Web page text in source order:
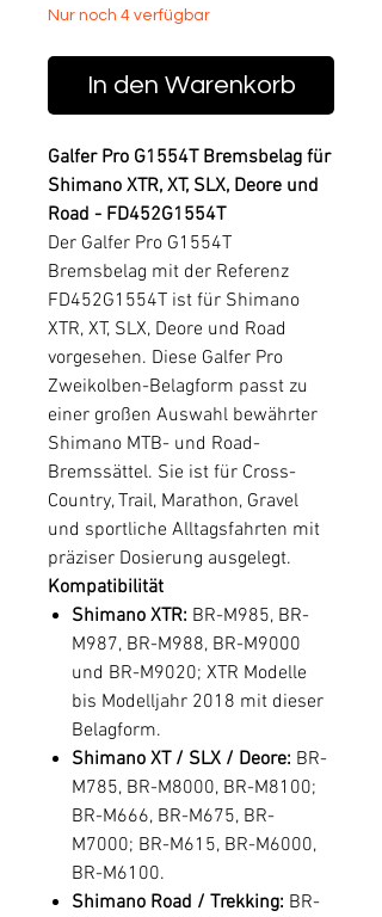
Nur noch 4 verfügbar
In den Warenkorb
Galfer Pro G1554T Bremsbelag für
Shimano XTR, XT, SLX, Deore und
Road - FD452G1554T
Der Galfer Pro G1554T
Bremsbelag mit der Referenz
FD452G1554T ist für Shimano
XTR, XT, SLX, Deore und Road
vorgesehen. Diese Galfer Pro
Zweikolben-Belagform passt zu
einer großen Auswahl bewährter
Shimano MTB- und Road-
Bremssättel. Sie ist für Cross-
Country, Trail, Marathon, Gravel
und sportliche Alltagsfahrten mit
präziser Dosierung ausgelegt.
Kompatibilität
Shimano XTR: BR-M985, BR-
M987, BR-M988, BR-M9000
und BR-M9020; XTR Modelle
bis Modelljahr 2018 mit dieser
Belagform.
Shimano XT / SLX / Deore: BR-
M785, BR-M8000, BR-M8100;
BR-M666, BR-M675, BR-
M7000; BR-M615, BR-M6000,
BR-M6100.
Shimano Road / Trekking: BR-